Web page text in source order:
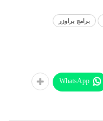
برامج براوزر
WhatsApp